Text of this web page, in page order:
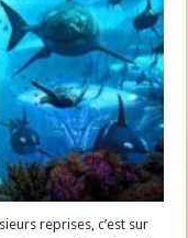
reprises, c’est sur